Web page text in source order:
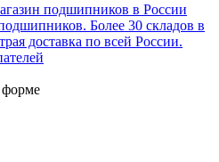
подшипников в России
Более 30 складов в
доставка по всей России.
форме